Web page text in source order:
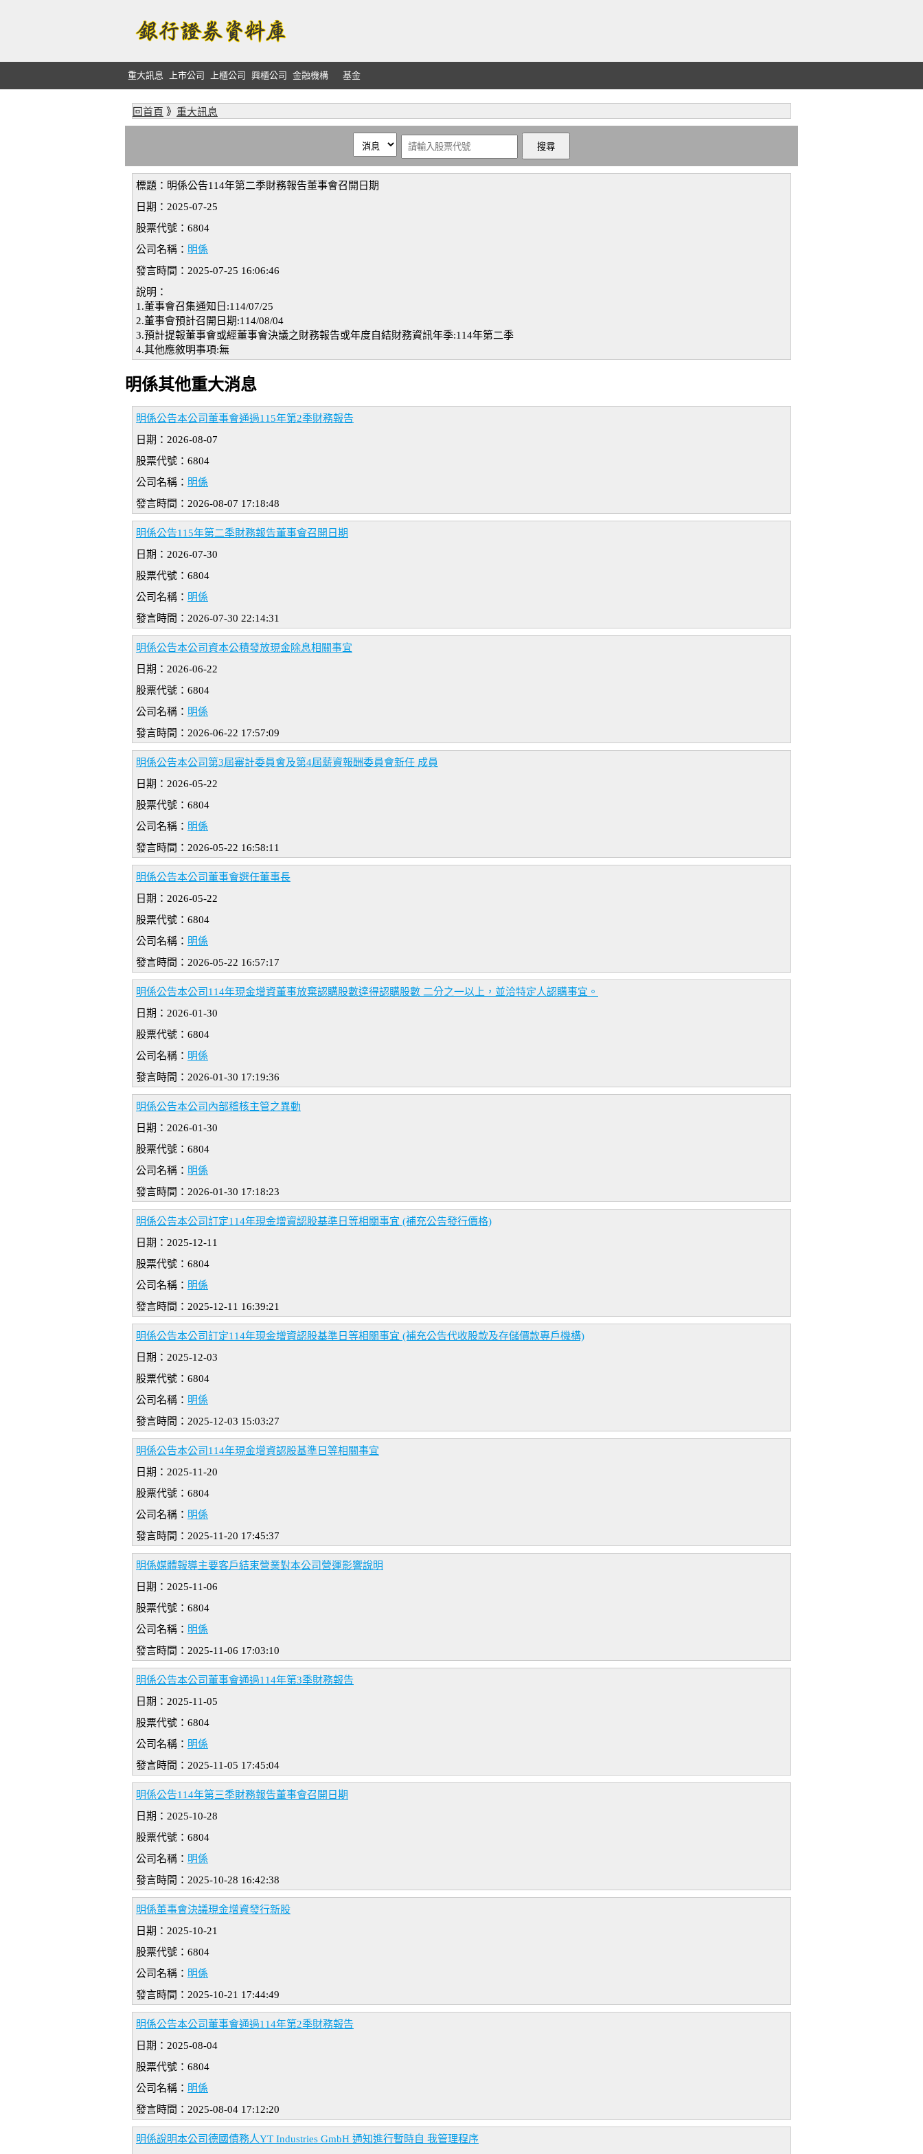
重大訊息 上市公司 上櫃公司 興櫃公司 金融機構 基金
回首頁 》 重大訊息
標題：明係公告114年第二季財務報告董事會召開日期
日期：2025-07-25
股票代號：6804
公司名稱： 明係
發言時間：2025-07-25 16:06:46
說明：
1.董事會召集通知日:114/07/25
2.董事會預計召開日期:114/08/04
3.預計提報董事會或經董事會決議之財務報告或年度自結財務資訊年季:114年第二季
4.其他應敘明事項:無
明係其他重大消息
明係公告本公司董事會通過115年第2季財務報告
日期：2026-08-07
股票代號：6804
公司名稱： 明係
發言時間：2026-08-07 17:18:48
明係公告115年第二季財務報告董事會召開日期
日期：2026-07-30
股票代號：6804
公司名稱： 明係
發言時間：2026-07-30 22:14:31
明係公告本公司資本公積發放現金除息相關事宜
日期：2026-06-22
股票代號：6804
公司名稱： 明係
發言時間：2026-06-22 17:57:09
明係公告本公司第3屆審計委員會及第4屆薪資報酬委員會新任 成員
日期：2026-05-22
股票代號：6804
公司名稱： 明係
發言時間：2026-05-22 16:58:11
明係公告本公司董事會選任董事長
日期：2026-05-22
股票代號：6804
公司名稱： 明係
發言時間：2026-05-22 16:57:17
明係公告本公司114年現金增資董事放棄認購股數達得認購股數 二分之一以上，並洽特定人認購事宜。
日期：2026-01-30
股票代號：6804
公司名稱： 明係
發言時間：2026-01-30 17:19:36
明係公告本公司內部稽核主管之異動
日期：2026-01-30
股票代號：6804
公司名稱： 明係
發言時間：2026-01-30 17:18:23
明係公告本公司訂定114年現金增資認股基準日等相關事宜 (補充公告發行價格)
日期：2025-12-11
股票代號：6804
公司名稱： 明係
發言時間：2025-12-11 16:39:21
明係公告本公司訂定114年現金增資認股基準日等相關事宜 (補充公告代收股款及存儲價款專戶機構)
日期：2025-12-03
股票代號：6804
公司名稱： 明係
發言時間：2025-12-03 15:03:27
明係公告本公司114年現金增資認股基準日等相關事宜
日期：2025-11-20
股票代號：6804
公司名稱： 明係
發言時間：2025-11-20 17:45:37
明係媒體報導主要客戶結束營業對本公司營運影響說明
日期：2025-11-06
股票代號：6804
公司名稱： 明係
發言時間：2025-11-06 17:03:10
明係公告本公司董事會通過114年第3季財務報告
日期：2025-11-05
股票代號：6804
公司名稱： 明係
發言時間：2025-11-05 17:45:04
明係公告114年第三季財務報告董事會召開日期
日期：2025-10-28
股票代號：6804
公司名稱： 明係
發言時間：2025-10-28 16:42:38
明係董事會決議現金增資發行新股
日期：2025-10-21
股票代號：6804
公司名稱： 明係
發言時間：2025-10-21 17:44:49
明係公告本公司董事會通過114年第2季財務報告
日期：2025-08-04
股票代號：6804
公司名稱： 明係
發言時間：2025-08-04 17:12:20
明係說明本公司德國債務人YT Industries GmbH 通知進行暫時自 我管理程序